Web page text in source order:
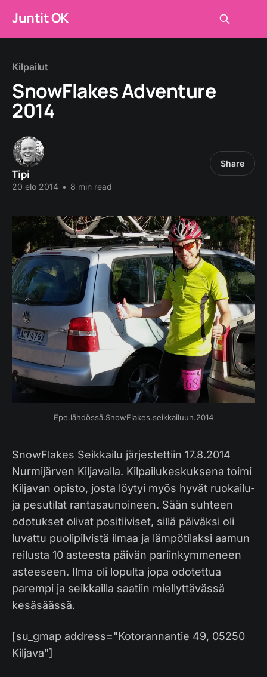
Juntit OK
Kilpailut
SnowFlakes Adventure
2014
Tipi
20 elo 2014 • 8 min read
Share
Epe.lähdössä.SnowFlakes.seikkailuun.2014
SnowFlakes Seikkailu järjestettiin 17.8.2014
Nurmijärven Kiljavalla. Kilpailukeskuksena toimi
Kiljavan opisto, josta löytyi myös hyvät ruokailu-
ja pesutilat rantasaunoineen. Sään suhteen
odotukset olivat positiiviset, sillä päiväksi oli
luvattu puolipilvistä ilmaa ja lämpötilaksi aamun
reilusta 10 asteesta päivän pariinkymmeneen
asteeseen. Ilma oli lopulta jopa odotettua
parempi ja seikkailla saatiin miellyttävässä
kesäsäässä.
[su_gmap address="Kotorannantie 49, 05250
Kiljava"]